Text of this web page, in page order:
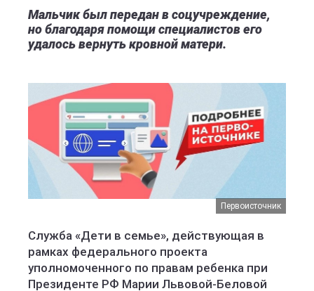
Мальчик был передан в соцучреждение,
но благодаря помощи специалистов его
удалось вернуть кровной матери.
Первоисточник
Служба «Дети в семье», действующая в
рамках федерального проекта
уполномоченного по правам ребенка при
Президенте РФ Марии Львовой-Беловой